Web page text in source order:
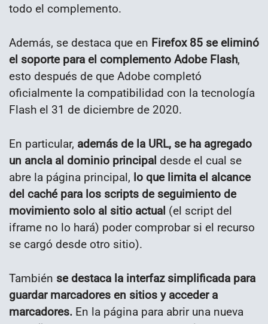
todo el complemento.
Además, se destaca que en Firefox 85 se eliminó
el soporte para el complemento Adobe Flash,
esto después de que Adobe completó
oficialmente la compatibilidad con la tecnología
Flash el 31 de diciembre de 2020.
En particular, además de la URL, se ha agregado
un ancla al dominio principal desde el cual se
abre la página principal, lo que limita el alcance
del caché para los scripts de seguimiento de
movimiento solo al sitio actual (el script del
iframe no lo hará) poder comprobar si el recurso
se cargó desde otro sitio).
También se destaca la interfaz simplificada para
guardar marcadores en sitios y acceder a
marcadores. En la página para abrir una nueva